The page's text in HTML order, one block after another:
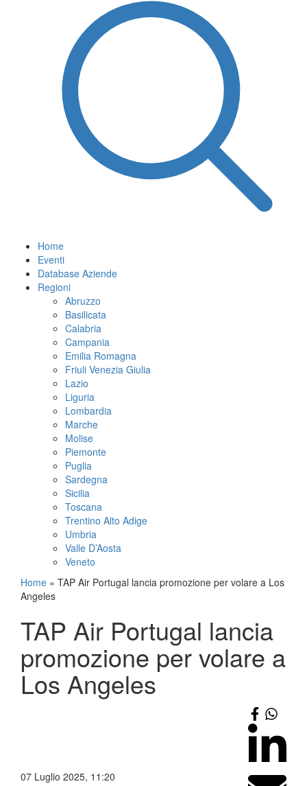
Home
Eventi
Database Aziende
Regioni
Abruzzo
Basilicata
Calabria
Campania
Emilia Romagna
Friuli Venezia Giulia
Lazio
Liguria
Lombardia
Marche
Molise
Piemonte
Puglia
Sardegna
Sicilia
Toscana
Trentino Alto Adige
Umbria
Valle D’Aosta
Veneto
Home » TAP Air Portugal lancia promozione per volare a Los
Angeles
TAP Air Portugal lancia
promozione per volare a
Los Angeles
07 Luglio 2025, 11:20